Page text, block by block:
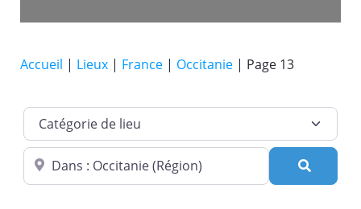
Accueil | Lieux | France | Occitanie | Page 13
Catégorie de lieu
Dans quelle ville ?